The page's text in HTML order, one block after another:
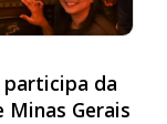
participa da
Minas Gerais